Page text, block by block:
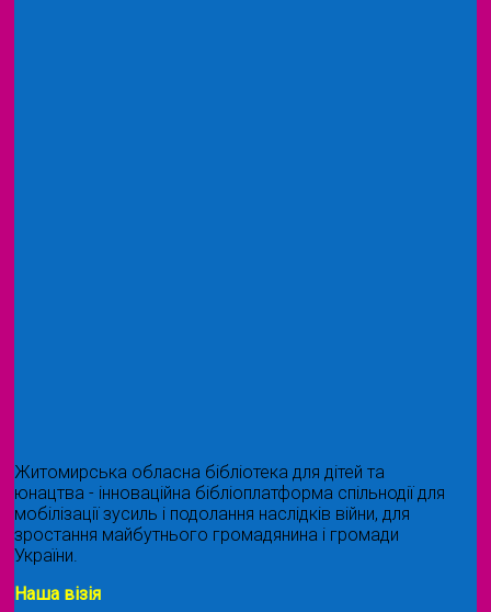
Житомирська обласна бібліотека для дітей та
юнацтва - інноваційна бібліоплатформа спільнодії для
мобілізації зусиль і подолання наслідків війни, для
зростання майбутнього громадянина і громади
України.
Наша візія